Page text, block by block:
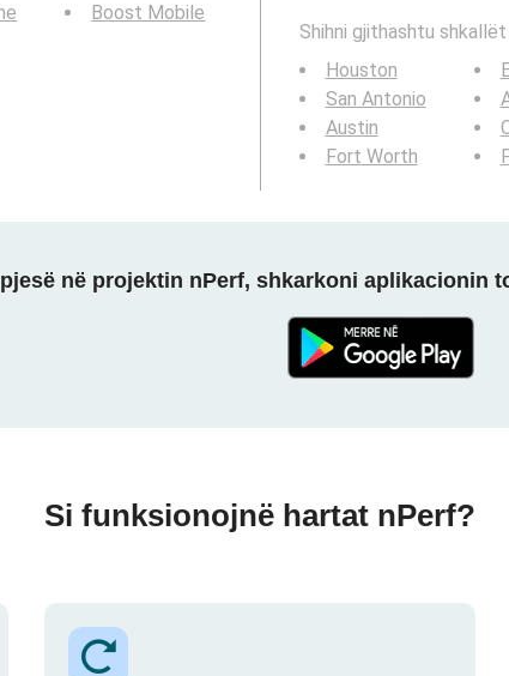
Boost Mobile
Shihni gjithashtu
Houston
San Antonio
Austin
Fort Worth
në projektin nPerf, shkarkoni aplikacionin
Si funksionojnë hartat nPerf?